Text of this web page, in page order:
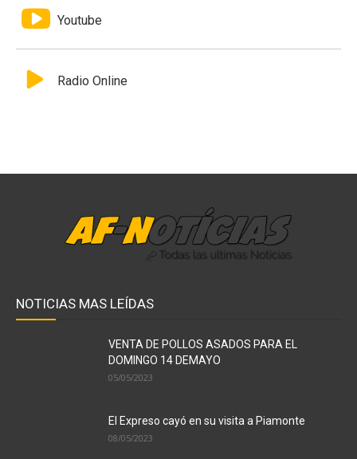
Youtube
Radio Online
NOTICIAS MAS LEÍDAS
VENTA DE POLLOS ASADOS PARA EL
DOMINGO 14 DEMAYO
05/05/2023
El Expreso cayó en su visita a Piamonte
08/05/2023